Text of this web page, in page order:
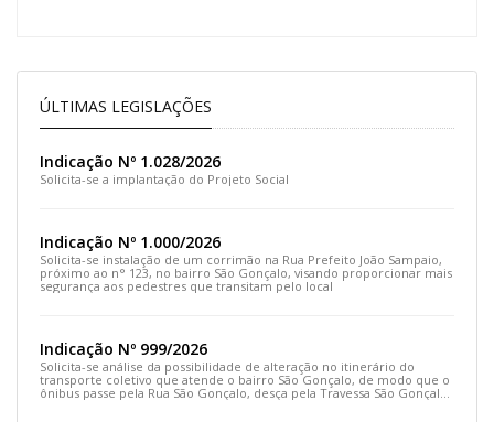
ÚLTIMAS LEGISLAÇÕES
Indicação Nº 1.028/2026
Solicita-se a implantação do Projeto Social
Indicação Nº 1.000/2026
Solicita-se instalação de um corrimão na Rua Prefeito João Sampaio,
próximo ao n° 123, no bairro São Gonçalo, visando proporcionar mais
segurança aos pedestres que transitam pelo local
Indicação Nº 999/2026
Solicita-se análise da possibilidade de alteração no itinerário do
transporte coletivo que atende o bairro São Gonçalo, de modo que o
ônibus passe pela Rua São Gonçalo, desça pela Travessa São Gonçalo
e siga pela Rua Prefeito João Sampaio